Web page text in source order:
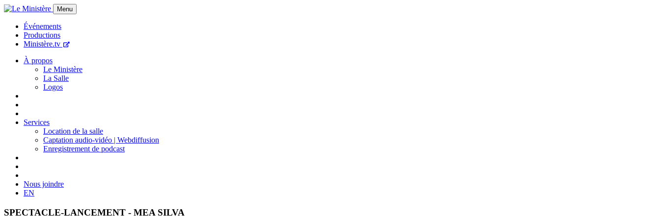
Menu
Événements
Productions
Ministère.tv
À propos
Le Ministère
La Salle
Logos
Services
Location de la salle
Captation audio-vidéo | Webdiffusion
Enregistrement de podcast
Nous joindre
EN
SPECTACLE-LANCEMENT - MEA SILVA